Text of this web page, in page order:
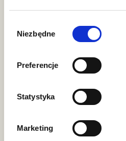
zgody
Niezbędne
Preferencje
Statystyka
Marketing
Porozumienie
sprawie zniesienia
dla przesyłek e-
zmiany już w 2026